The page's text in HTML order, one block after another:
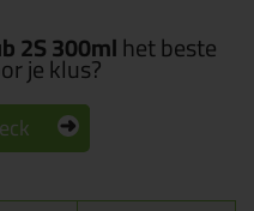
2S 300mlhet beste
je klus?